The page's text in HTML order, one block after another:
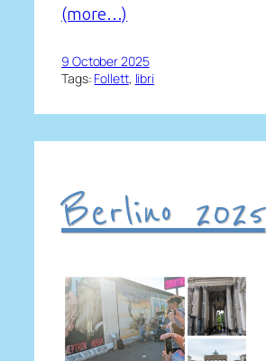
(more…)
9 October 2025
Tags: Follett, libri
Berlino 2025